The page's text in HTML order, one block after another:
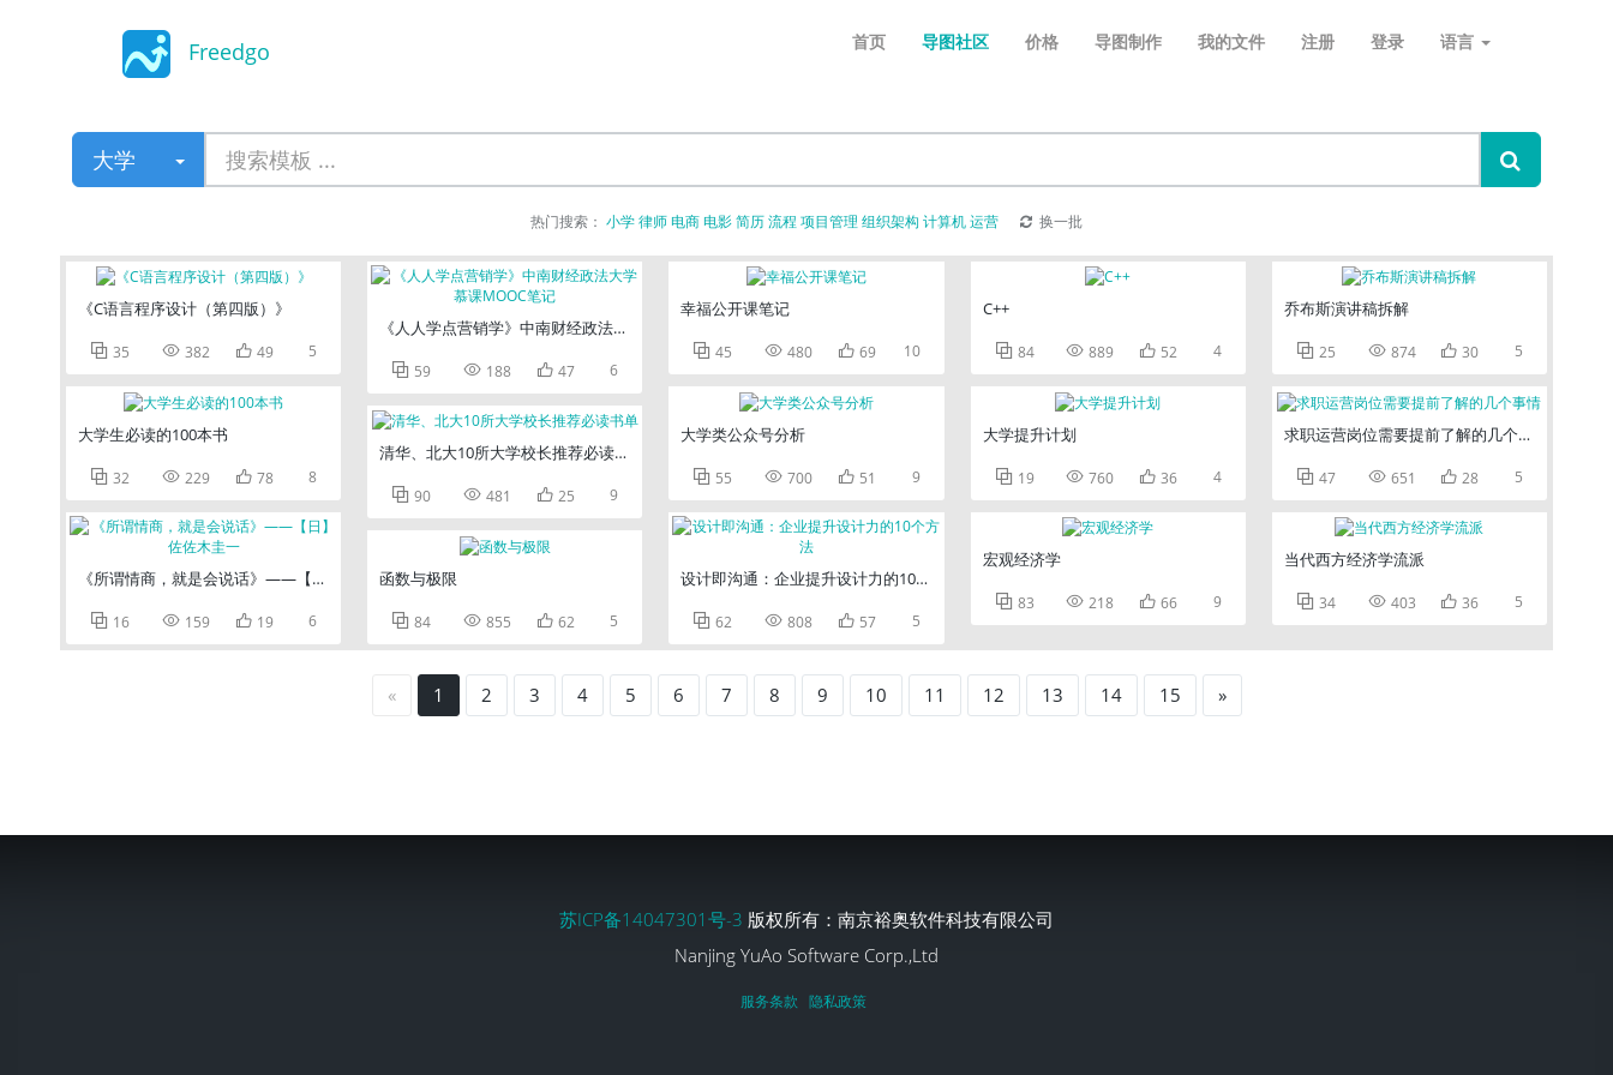
Freedgo 首页 导图社区 价格 导图制作 我的文件 注册 登录 语言
大学
热门搜索： 小学律师电商电影简历流程 项目管理 组织架构 计算机运营 换一批
《C语言程序设计（第四版）》
 35  382  49 5
大学生必读的100本书
 32  229  78 8
《所谓情商，就是会说话》——【日】佐佐木圭一
 16  159  19 6
《人人学点营销学》中南财经政法大学慕课MOOC笔记
 59  188  47 6
清华、北大10所大学校长推荐必读书单
 90  481  25 9
函数与极限
 84  855  62 5
幸福公开课笔记
 45  480  69 10
大学类公众号分析
 55  700  51 9
设计即沟通：企业提升设计力的10个方法
 62  808  57 5
C++
 84  889  52 4
大学提升计划
 19  760  36 4
宏观经济学
 83  218  66 9
乔布斯演讲稿拆解
 25  874  30 5
求职运营岗位需要提前了解的几个事情
 47  651  28 5
当代西方经济学流派
 34  403  36 5
« 1 2 3 4 5 6 7 8 9 10 11 12 13 14 15 »
苏ICP备14047301号-3 版权所有：南京裕奥软件科技有限公司
Nanjing YuAo Software Corp.,Ltd
服务条款 隐私政策